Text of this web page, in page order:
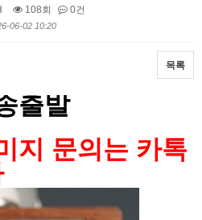
108회 0건
06-02 10:20
목록
출발
지 문의는 카톡